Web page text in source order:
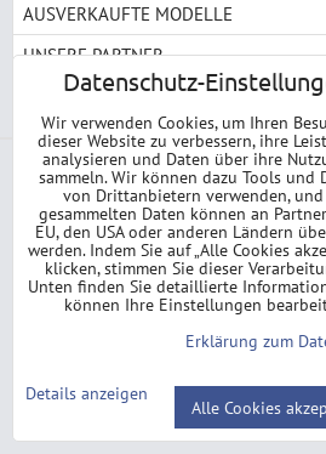
AUSVERKAUFTE MODELLE
UNSERE PARTNER
Datenschutz-Einstellungen Erklärung
Website erstellt mit:ByznysWeb.cz
Datenschutz-
Wir verwenden Cookies, um Ihren
dieser Website zu verbessern, ihre
analysieren und Daten über ihre
sammeln. Wir können dazu Tools und
von Drittanbietern verwenden,
gesammelten Daten können an
EU, den USA oder anderen Ländern
werden. Indem Sie auf „Alle Cookies
klicken, stimmen Sie dieser
Unten finden Sie detaillierte
können Ihre Einstellungen
Erklärung zum
Details anzeigen
Alle Cookies